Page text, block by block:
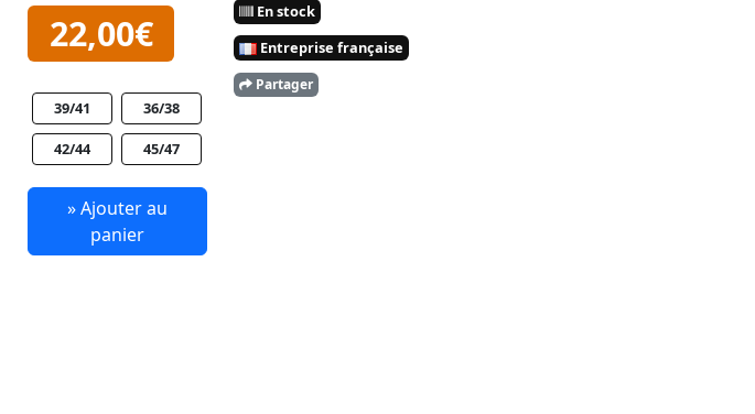
22,00€
39/41 36/38
42/44 45/47
» Ajouter au
panier
En stock
Entreprise française
Partager